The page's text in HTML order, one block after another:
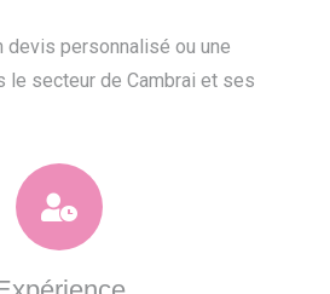
devis personnalisé ou une
le secteur de Cambrai et ses